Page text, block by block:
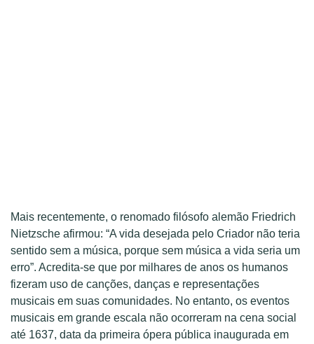
Mais recentemente, o renomado filósofo alemão Friedrich
Nietzsche afirmou: “A vida desejada pelo Criador não teria
sentido sem a música, porque sem música a vida seria um
erro”. Acredita-se que por milhares de anos os humanos
fizeram uso de canções, danças e representações
musicais em suas comunidades. No entanto, os eventos
musicais em grande escala não ocorreram na cena social
até 1637, data da primeira ópera pública inaugurada em